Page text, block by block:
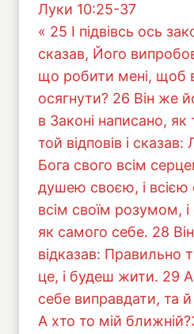
Луки 10:25-37
« 25 І підвівсь ось
сказав, Його
що робити мені, щоб
осягнути? 26 Він же
в Законі написано,
той відповів і
Бога свого всім
душею своєю, і всією
всім своїм розумом,
як самого себе. 28
відказав: Правильно
це, і будеш жити. 29
себе виправдати, та й
А хто то мій